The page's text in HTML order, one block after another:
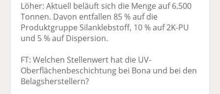
Löher: Aktuell beläuft sich die Menge auf 6.500
Tonnen. Davon entfallen 85 % auf die
Produktgruppe Silanklebstoff, 10 % auf 2K-PU
und 5 % auf Dispersion.
FT: Welchen Stellenwert hat die UV-
Oberflächenbeschichtung bei Bona und bei den
Belagsherstellern?